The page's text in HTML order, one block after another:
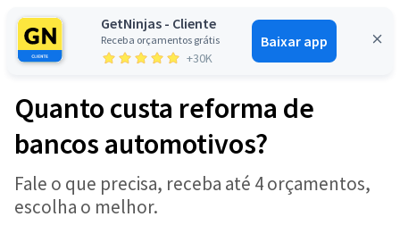
GetNinjas - Cliente
Receba orçamentos grátis
+30K
Baixar app
Entrar
Quanto custa reforma de
bancos automotivos?
Fale o que precisa, receba até 4 orçamentos,
escolha o melhor.